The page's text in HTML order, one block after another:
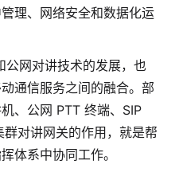
理、网络安全和数据化运
公网对讲技术的发展，也
通信服务之间的融合。部
、公网 PTT 终端、SIP
对讲网关的作用，就是帮
体系中协同工作。